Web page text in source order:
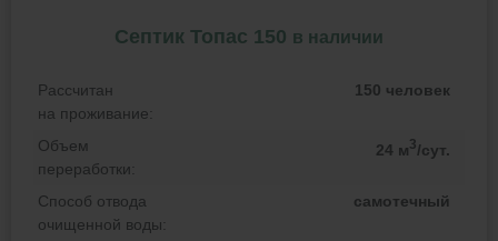
Септик Топас 150 в наличии
Рассчитан
на проживание:
150 человек
Объем
переработки:
24 м3/сут.
Способ отвода
очищенной воды:
самотечный